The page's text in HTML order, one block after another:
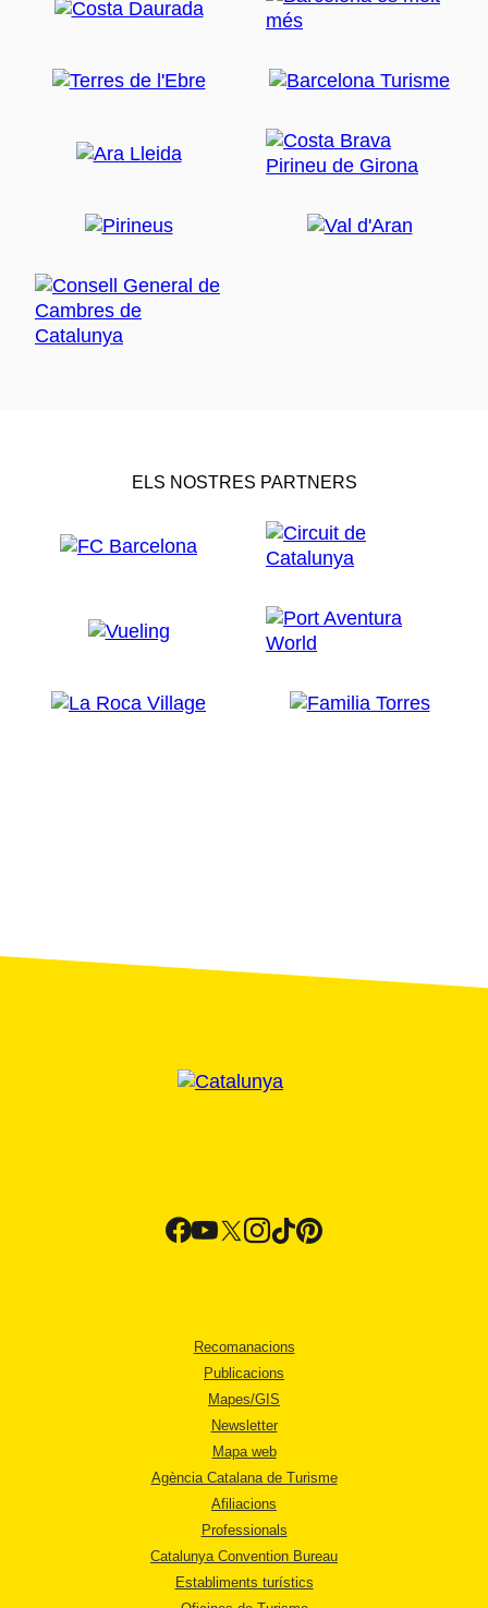
ELS NOSTRES PARTNERS
Recomanacions
Publicacions
Mapes/GIS
Newsletter
Mapa web
Agència Catalana de Turisme
Afiliacions
Professionals
Catalunya Convention Bureau
Establiments turístics